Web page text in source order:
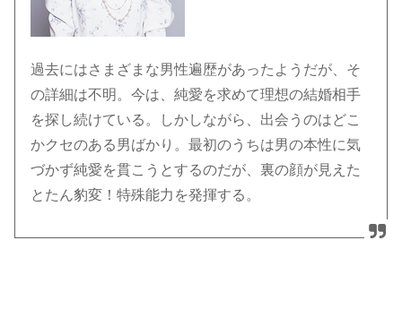
過去にはさまざまな男性遍歴があったようだが、そ
の詳細は不明。今は、純愛を求めて理想の結婚相手
を探し続けている。しかしながら、出会うのはどこ
かクセのある男ばかり。最初のうちは男の本性に気
づかず純愛を貫こうとするのだが、裏の顔が見えた
とたん豹変！特殊能力を発揮する。